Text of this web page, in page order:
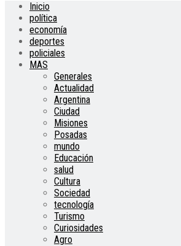
Inicio
política
economía
deportes
policiales
MAS
Generales
Actualidad
Argentina
Ciudad
Misiones
Posadas
mundo
Educación
salud
Cultura
Sociedad
tecnología
Turismo
Curiosidades
Agro